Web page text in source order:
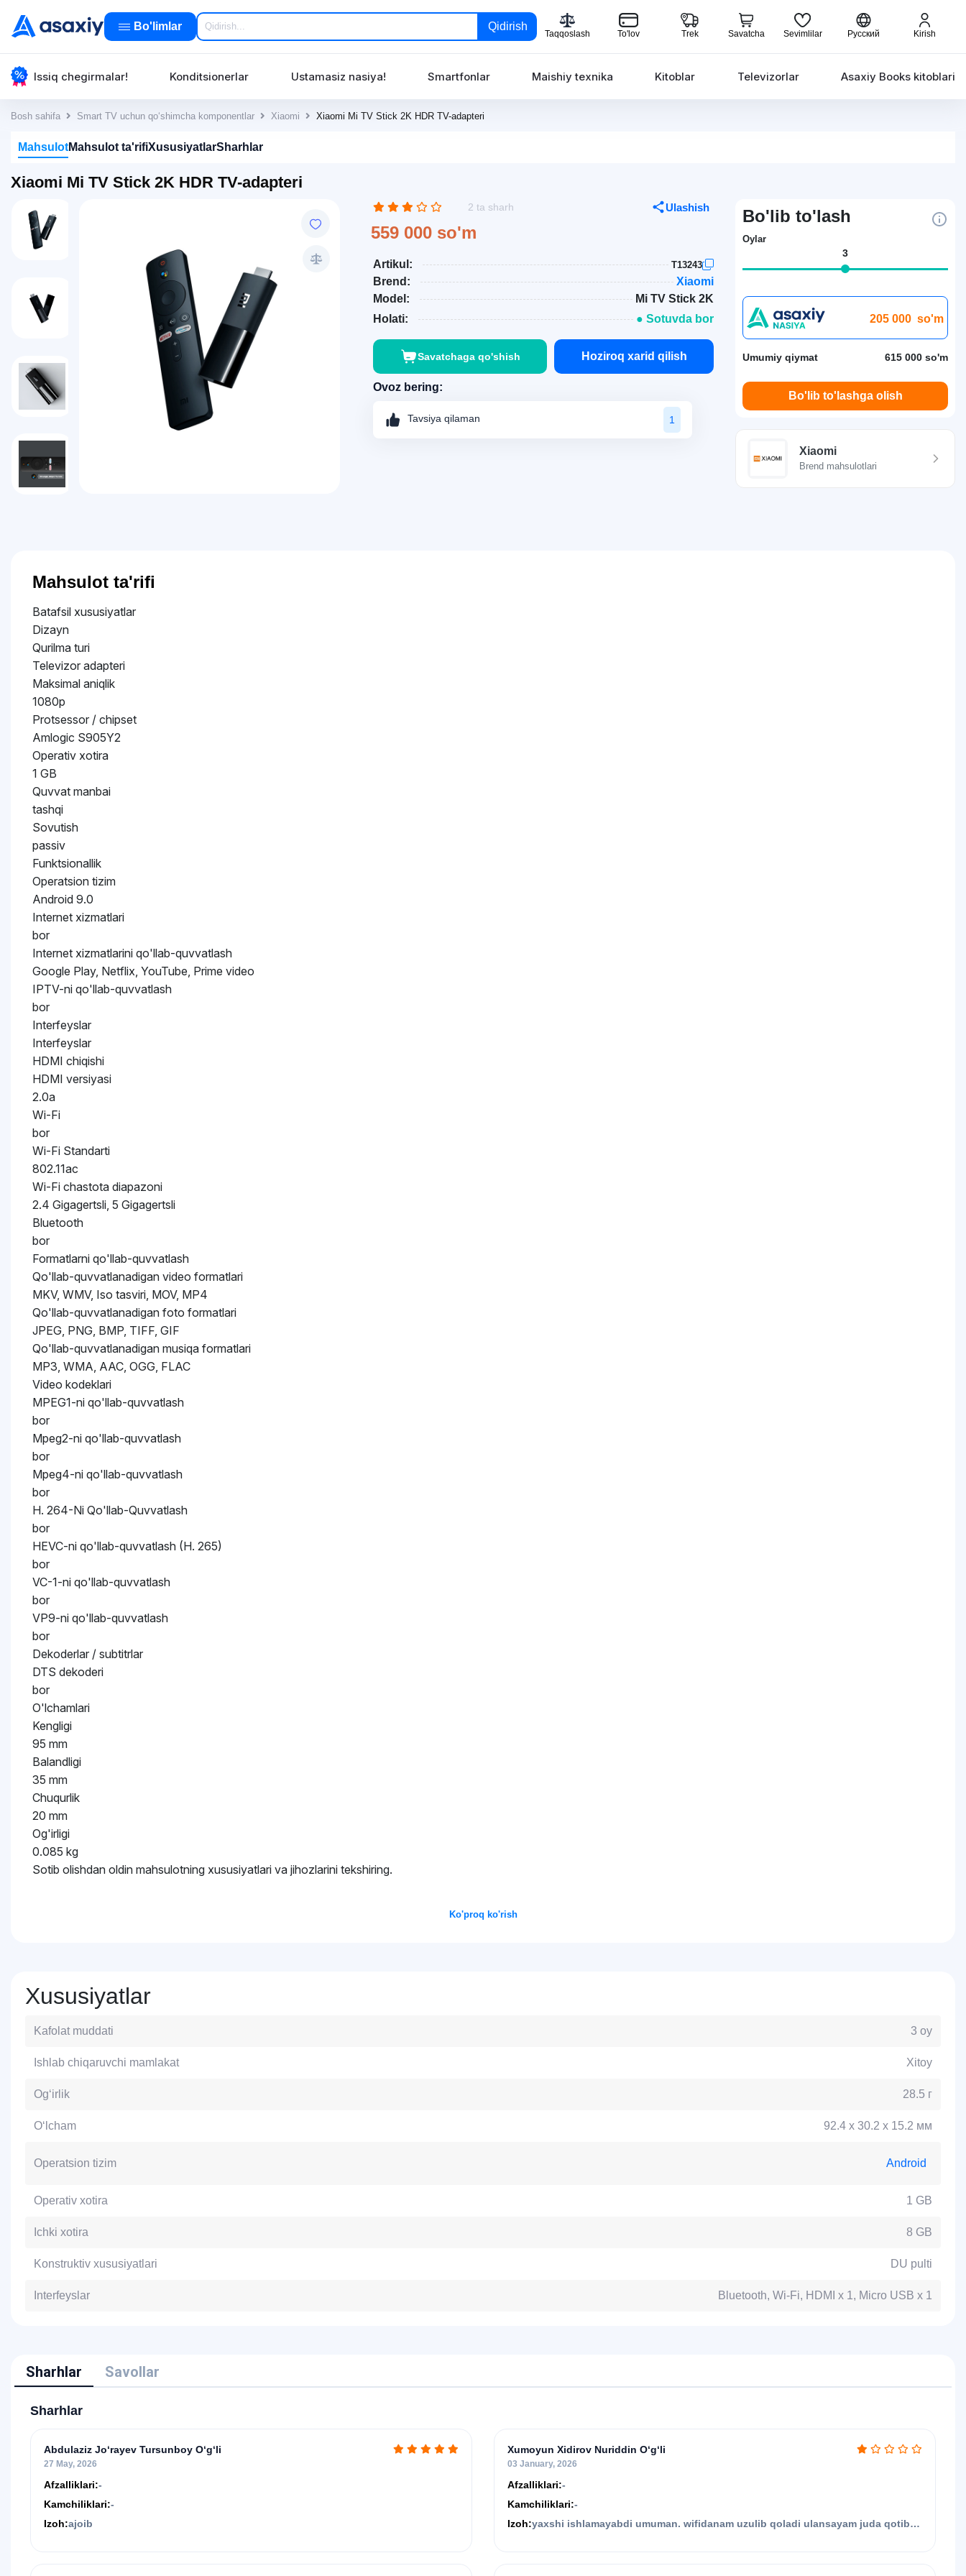
Bo'limlar Qidirish
Taqqoslash To'lov Trek Savatcha Sevimlilar Русский Kirish
Issiq chegirmalar! Konditsionerlar Ustamasiz nasiya! Smartfonlar Maishiy texnika Kitoblar Televizorlar Asaxiy Books kitoblari
Bosh sahifa Smart TV uchun qo‘shimcha komponentlar Xiaomi Xiaomi Mi TV Stick 2K HDR TV-adapteri
MahsulotMahsulot ta'rifiXususiyatlarSharhlar
Xiaomi Mi TV Stick 2K HDR TV-adapteri
2 ta sharh Ulashish
559 000 so'm
Artikul: T13243
Brend:
Xiaomi
Model:
Mi TV Stick 2K
Holati:
● Sotuvda bor
Savatchaga qo'shish Hoziroq xarid qilish
Ovoz bering:
Tavsiya qilaman 1
Bo'lib to'lash
Oylar
3
205 000 so'm
Umumiy qiymat 615 000 so'm
Bo'lib to'lashga olish
Xiaomi
Brend mahsulotlari
Mahsulot ta'rifi
Batafsil xususiyatlar
Dizayn
Qurilma turi
Televizor adapteri
Maksimal aniqlik
1080p
Protsessor / chipset
Amlogic S905Y2
Operativ xotira
1 GB
Quvvat manbai
tashqi
Sovutish
passiv
Funktsionallik
Operatsion tizim
Android 9.0
Internet xizmatlari
bor
Internet xizmatlarini qo'llab-quvvatlash
Google Play, Netflix, YouTube, Prime video
IPTV-ni qo'llab-quvvatlash
bor
Interfeyslar
Interfeyslar
HDMI chiqishi
HDMI versiyasi
2.0a
Wi-Fi
bor
Wi-Fi Standarti
802.11ac
Wi-Fi chastota diapazoni
2.4 Gigagertsli, 5 Gigagertsli
Bluetooth
bor
Formatlarni qo'llab-quvvatlash
Qo'llab-quvvatlanadigan video formatlari
MKV, WMV, Iso tasviri, MOV, MP4
Qo'llab-quvvatlanadigan foto formatlari
JPEG, PNG, BMP, TIFF, GIF
Qo'llab-quvvatlanadigan musiqa formatlari
MP3, WMA, AAC, OGG, FLAC
Video kodeklari
MPEG1-ni qo'llab-quvvatlash
bor
Mpeg2-ni qo'llab-quvvatlash
bor
Mpeg4-ni qo'llab-quvvatlash
bor
H. 264-Ni Qo'llab-Quvvatlash
bor
HEVC-ni qo'llab-quvvatlash (H. 265)
bor
VC-1-ni qo'llab-quvvatlash
bor
VP9-ni qo'llab-quvvatlash
bor
Dekoderlar / subtitrlar
DTS dekoderi
bor
O'lchamlari
Kengligi
95 mm
Balandligi
35 mm
Chuqurlik
20 mm
Og'irligi
0.085 kg
Sotib olishdan oldin mahsulotning xususiyatlari va jihozlarini tekshiring.
Ko'proq ko'rish
Xususiyatlar
Kafolat muddati 3 oy
Ishlab chiqaruvchi mamlakat Xitoy
Og‘irlik 28.5 г
O‘lcham 92.4 х 30.2 х 15.2 мм
Operatsion tizim Android
Operativ xotira 1 GB
Ichki xotira 8 GB
Konstruktiv xususiyatlari DU pulti
Interfeyslar Bluetooth, Wi-Fi, HDMI x 1, Micro USB x 1
Sharhlar Savollar
Sharhlar
Abdulaziz Jo‘rayev Tursunboy O‘g‘li
27 May, 2026
Afzalliklari:-
Kamchiliklari:-
Izoh:ajoib
Xumoyun Xidirov Nuriddin O‘g‘li
03 January, 2026
Afzalliklari:-
Kamchiliklari:-
Izoh:yaxshi ishlamayabdi umuman. wifidanam uzulib qoladi ulansayam juda qotib